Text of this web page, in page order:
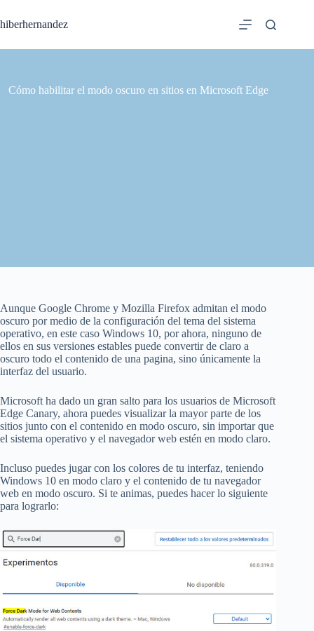
al
contenido
hiberhernandez
Cómo habilitar el modo oscuro en sitios en Microsoft Edge
Aunque Google Chrome y Mozilla Firefox admitan el modo
oscuro por medio de la configuración del tema del sistema
operativo, en este caso Windows 10, por ahora, ninguno de
ellos en sus versiones estables puede convertir de claro a
oscuro todo el contenido de una pagina, sino únicamente la
interfaz del usuario.
Microsoft ha dado un gran salto para los usuarios de Microsoft
Edge Canary, ahora puedes visualizar la mayor parte de los
sitios junto con el contenido en modo oscuro, sin importar que
el sistema operativo y el navegador web estén en modo claro.
Incluso puedes jugar con los colores de tu interfaz, teniendo
Windows 10 en modo claro y el contenido de tu navegador
web en modo oscuro. Si te animas, puedes hacer lo siguiente
para lograrlo: